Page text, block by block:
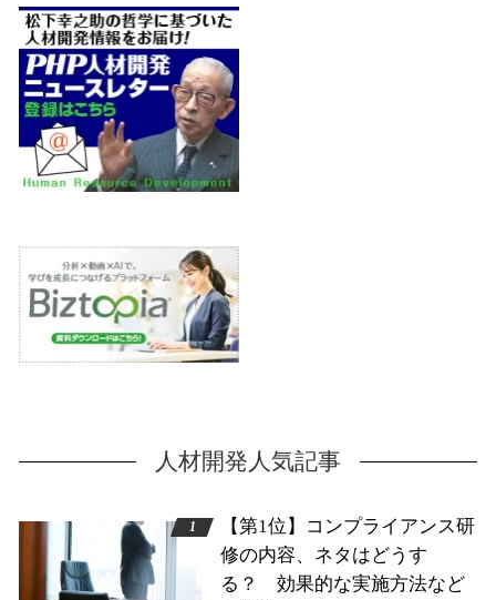
人材開発人気記事
【第1位】コンプライアンス研
修の内容、ネタはどうす
る？ 効果的な実施方法など